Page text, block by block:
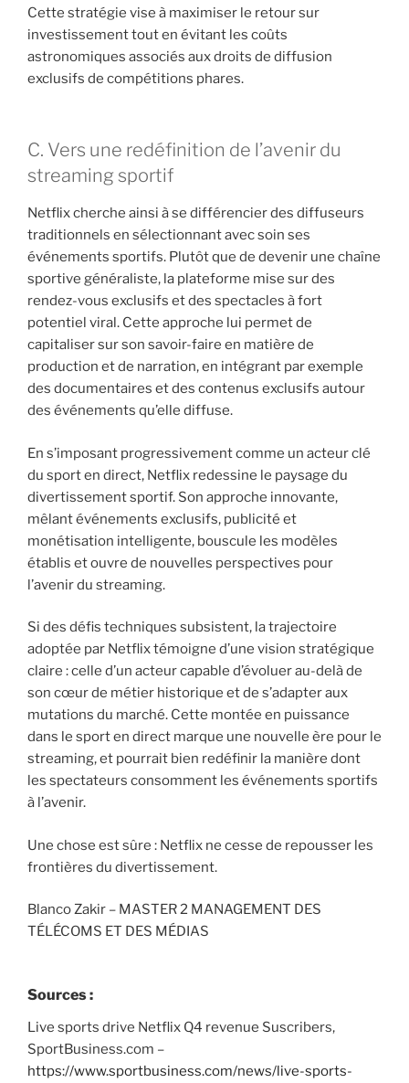
Cette stratégie vise à maximiser le retour sur
investissement tout en évitant les coûts
astronomiques associés aux droits de diffusion
exclusifs de compétitions phares.
C. Vers une redéfinition de l’avenir du
streaming sportif
Netflix cherche ainsi à se différencier des diffuseurs
traditionnels en sélectionnant avec soin ses
événements sportifs. Plutôt que de devenir une chaîne
sportive généraliste, la plateforme mise sur des
rendez-vous exclusifs et des spectacles à fort
potentiel viral. Cette approche lui permet de
capitaliser sur son savoir-faire en matière de
production et de narration, en intégrant par exemple
des documentaires et des contenus exclusifs autour
des événements qu’elle diffuse.
En s’imposant progressivement comme un acteur clé
du sport en direct, Netflix redessine le paysage du
divertissement sportif. Son approche innovante,
mêlant événements exclusifs, publicité et
monétisation intelligente, bouscule les modèles
établis et ouvre de nouvelles perspectives pour
l’avenir du streaming.
Si des défis techniques subsistent, la trajectoire
adoptée par Netflix témoigne d’une vision stratégique
claire : celle d’un acteur capable d’évoluer au-delà de
son cœur de métier historique et de s’adapter aux
mutations du marché. Cette montée en puissance
dans le sport en direct marque une nouvelle ère pour le
streaming, et pourrait bien redéfinir la manière dont
les spectateurs consomment les événements sportifs
à l’avenir.
Une chose est sûre : Netflix ne cesse de repousser les
frontières du divertissement.
Blanco Zakir – MASTER 2 MANAGEMENT DES
TÉLÉCOMS ET DES MÉDIAS
Sources:
Live sports drive Netflix Q4 revenue Suscribers,
SportBusiness.com –
https://www.sportbusiness.com/news/live-sports-